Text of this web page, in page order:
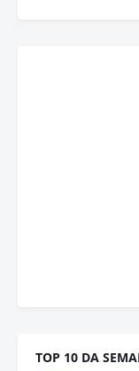
TOP 10 DA